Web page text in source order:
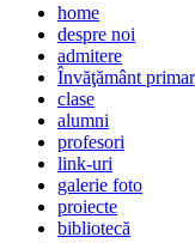
home
despre noi
admitere
Învăţământ primar
clase
alumni
profesori
link-uri
galerie foto
proiecte
bibliotecă